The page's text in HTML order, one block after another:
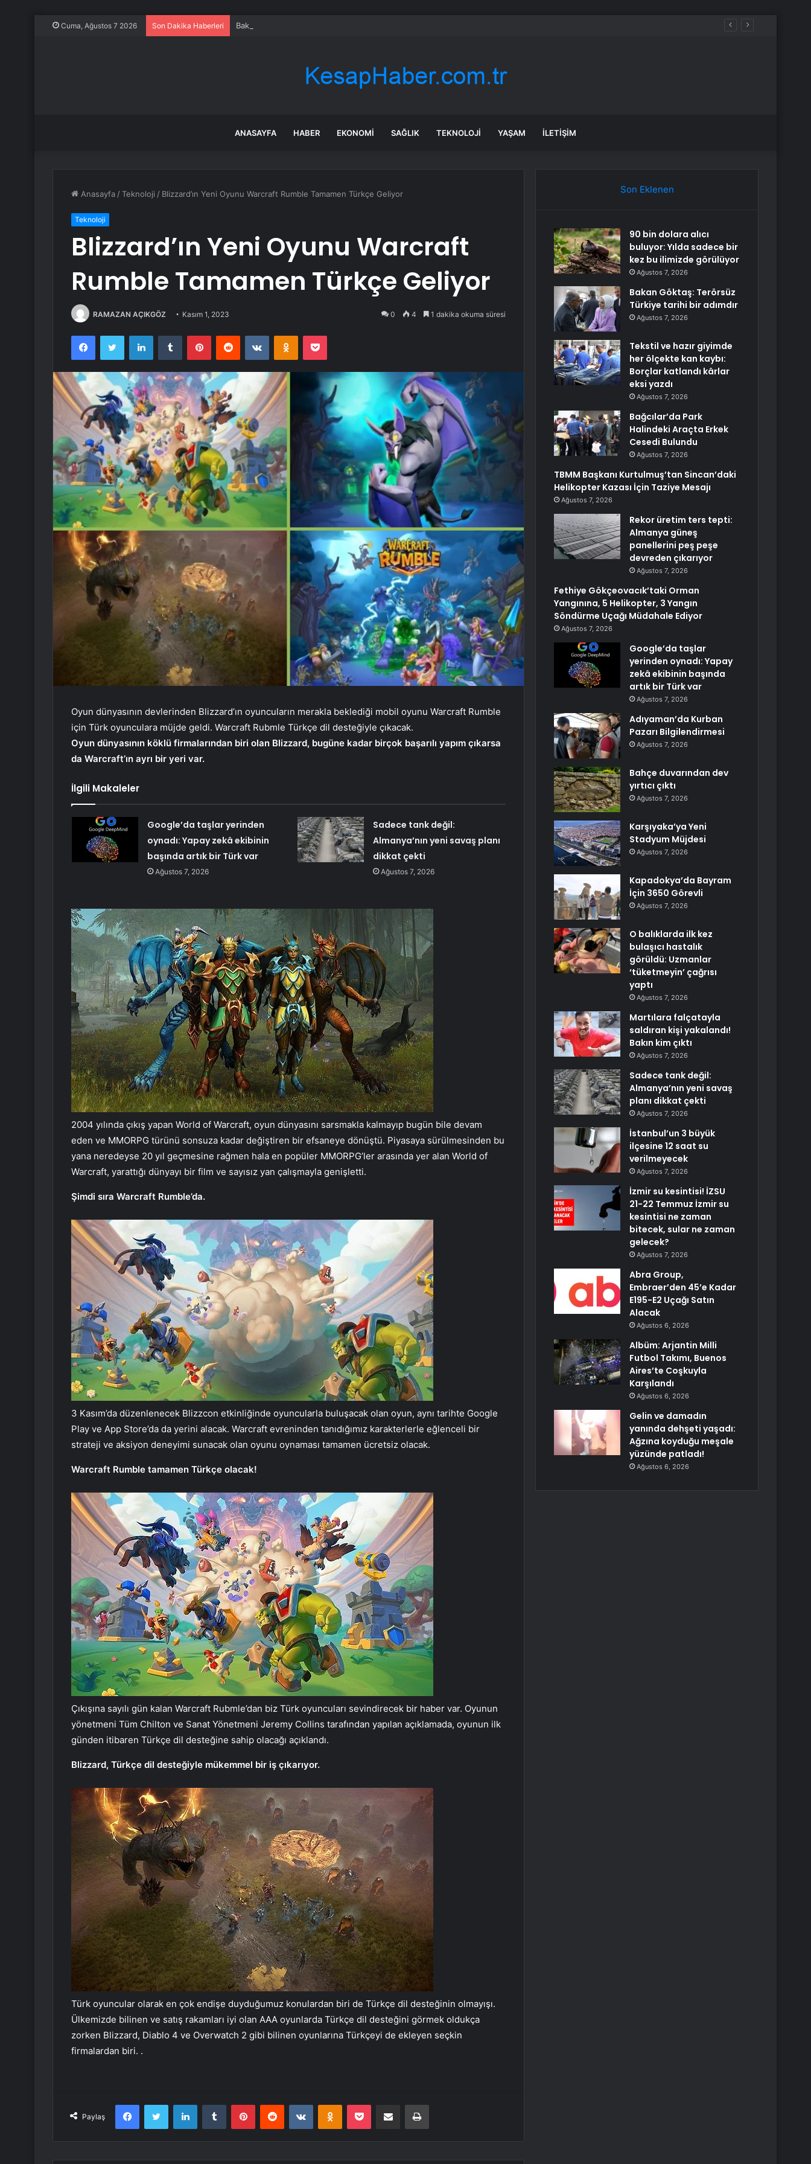
Cuma, Ağustos 7 2026 Son Dakika Haberleri Bakan Göktaş: Terörsüz Türkiye tarihi bir adımdır
ANASAYFA HABER EKONOMI SAĞLIK TEKNOLOJI YAŞAM İLETIŞIM
Anasayfa /Teknoloji / Blizzard’ın Yeni Oyunu Warcraft Rumble Tamamen Türkçe Geliyor
Teknoloji
Blizzard’ın Yeni Oyunu Warcraft
Rumble Tamamen Türkçe Geliyor
RAMAZAN AÇIKGÖZ Kasım 1, 2023 0 4 1 dakika okuma süresi
FacebookTwitter LinkedInTumblr PinterestReddit VKontakteOdnoklassniki
Pocket
Oyun dünyasının devlerinden Blizzard’ın oyuncuların merakla beklediği mobil oyunu Warcraft Rumble
için Türk oyunculara müjde geldi. Warcraft Rubmle Türkçe dil desteğiyle çıkacak.
Oyun dünyasının köklü firmalarından biri olan Blizzard, bugüne kadar birçok başarılı yapım çıkarsa
da Warcraft’ın ayrı bir yeri var.
İlgili Makaleler
Google’da taşlar yerinden
oynadı: Yapay zekâ ekibinin
başında artık bir Türk var
Ağustos 7, 2026
Sadece tank değil:
Almanya’nın yeni savaş planı
dikkat çekti
Ağustos 7, 2026
2004 yılında çıkış yapan World of Warcraft, oyun dünyasını sarsmakla kalmayıp bugün bile devam
eden ve MMORPG türünü sonsuza kadar değiştiren bir efsaneye dönüştü. Piyasaya sürülmesinden bu
yana neredeyse 20 yıl geçmesine rağmen hala en popüler MMORPG’ler arasında yer alan World of
Warcraft, yarattığı dünyayı bir film ve sayısız yan çalışmayla genişletti.
Şimdi sıra Warcraft Rumble’da.
3 Kasım’da düzenlenecek Blizzcon etkinliğinde oyuncularla buluşacak olan oyun, aynı tarihte Google
Play ve App Store’da da yerini alacak. Warcraft evreninden tanıdığımız karakterlerle eğlenceli bir
strateji ve aksiyon deneyimi sunacak olan oyunu oynaması tamamen ücretsiz olacak.
Warcraft Rumble tamamen Türkçe olacak!
Çıkışına sayılı gün kalan Warcraft Rubmle’dan biz Türk oyuncuları sevindirecek bir haber var. Oyunun
yönetmeni Tüm Chilton ve Sanat Yönetmeni Jeremy Collins tarafından yapılan açıklamada, oyunun ilk
günden itibaren Türkçe dil desteğine sahip olacağı açıklandı.
Blizzard, Türkçe dil desteğiyle mükemmel bir iş çıkarıyor.
Türk oyuncular olarak en çok endişe duyduğumuz konulardan biri de Türkçe dil desteğinin olmayışı.
Ülkemizde bilinen ve satış rakamları iyi olan AAA oyunlarda Türkçe dil desteğini görmek oldukça
zorken Blizzard, Diablo 4 ve Overwatch 2 gibi bilinen oyunlarına Türkçeyi de ekleyen seçkin
firmalardan biri. .
Paylaş
FacebookTwitter LinkedInTumblr PinterestReddit VKontakteOdnoklassniki
Pocket E-Posta ile paylaş Yazdır
Son Eklenen
90 bin dolara alıcı
buluyor: Yılda sadece bir
kez bu ilimizde görülüyor
Ağustos 7, 2026
Bakan Göktaş: Terörsüz
Türkiye tarihi bir adımdır
Ağustos 7, 2026
Tekstil ve hazır giyimde
her ölçekte kan kaybı:
Borçlar katlandı kârlar
eksi yazdı
Ağustos 7, 2026
Bağcılar’da Park
Halindeki Araçta Erkek
Cesedi Bulundu
Ağustos 7, 2026
TBMM Başkanı Kurtulmuş’tan Sincan’daki
Helikopter Kazası İçin Taziye Mesajı
Ağustos 7, 2026
Rekor üretim ters tepti:
Almanya güneş
panellerini peş peşe
devreden çıkarıyor
Ağustos 7, 2026
Fethiye Gökçeovacık’taki Orman
Yangınına, 5 Helikopter, 3 Yangın
Söndürme Uçağı Müdahale Ediyor
Ağustos 7, 2026
Google’da taşlar
yerinden oynadı: Yapay
zekâ ekibinin başında
artık bir Türk var
Ağustos 7, 2026
Adıyaman’da Kurban
Pazarı Bilgilendirmesi
Ağustos 7, 2026
Bahçe duvarından dev
yırtıcı çıktı
Ağustos 7, 2026
Karşıyaka’ya Yeni
Stadyum Müjdesi
Ağustos 7, 2026
Kapadokya’da Bayram
İçin 3650 Görevli
Ağustos 7, 2026
O balıklarda ilk kez
bulaşıcı hastalık
görüldü: Uzmanlar
‘tüketmeyin’ çağrısı
yaptı
Ağustos 7, 2026
Martılara falçatayla
saldıran kişi yakalandı!
Bakın kim çıktı
Ağustos 7, 2026
Sadece tank değil:
Almanya’nın yeni savaş
planı dikkat çekti
Ağustos 7, 2026
İstanbul’un 3 büyük
ilçesine 12 saat su
verilmeyecek
Ağustos 7, 2026
İzmir su kesintisi! İZSU
21-22 Temmuz İzmir su
kesintisi ne zaman
bitecek, sular ne zaman
gelecek?
Ağustos 7, 2026
Abra Group,
Embraer’den 45’e Kadar
E195-E2 Uçağı Satın
Alacak
Ağustos 6, 2026
Albüm: Arjantin Milli
Futbol Takımı, Buenos
Aires’te Coşkuyla
Karşılandı
Ağustos 6, 2026
Gelin ve damadın
yanında dehşeti yaşadı:
Ağzına koyduğu meşale
yüzünde patladı!
Ağustos 6, 2026